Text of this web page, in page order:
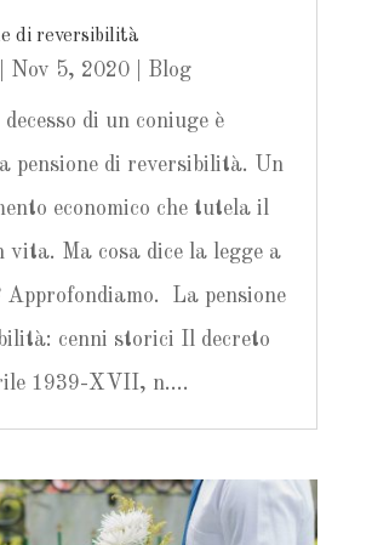
di reversibilità
Nov 5, 2020| Blog
di un coniuge è
pensione di reversibilità. Un
economico che tutela il
vita. Ma cosa dice la legge a
Approfondiamo. La pensione
cenni storici Il decreto
1939-XVII, n....